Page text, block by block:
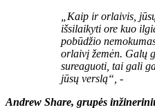
„Kaip ir orlaivis,
išsilaikyti ore kuo
pobūdžio
orlaivį žemėn. Galų
sureaguoti, tai gali
jūsų verslą“, -
Andrew Share, grupės